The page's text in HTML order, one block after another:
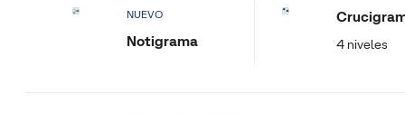
NUEVO
Notigrama 4 niveles